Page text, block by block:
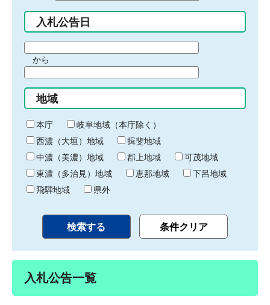
入札公告日
間
始
り
から
間
終
わ
り
地域
本庁
岐阜地域（本庁除く）
西濃（大垣）地域
揖斐地域
中濃（美濃）地域
郡上地域
可茂地域
東濃（多治見）地域
恵那地域
下呂地域
飛騨地域
県外
入札公告一覧